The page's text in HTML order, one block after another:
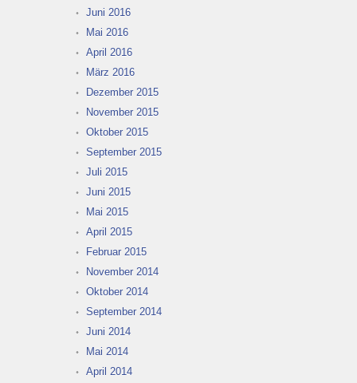
Juni 2016
Mai 2016
April 2016
März 2016
Dezember 2015
November 2015
Oktober 2015
September 2015
Juli 2015
Juni 2015
Mai 2015
April 2015
Februar 2015
November 2014
Oktober 2014
September 2014
Juni 2014
Mai 2014
April 2014